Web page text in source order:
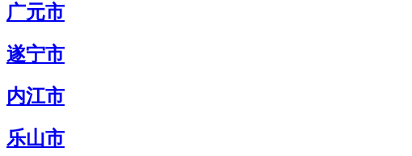
广元市
遂宁市
内江市
乐山市